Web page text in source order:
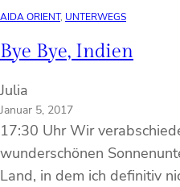
AIDA ORIENT, UNTERWEGS
Bye Bye, Indien
Julia
Januar 5, 2017
17:30 Uhr Wir
wunderschönen
Land, in dem ich definitiv